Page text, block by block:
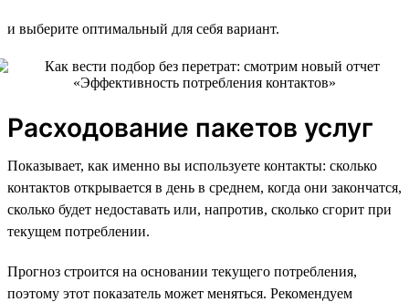
и выберите оптимальный для себя вариант.
Расходование пакетов услуг
Показывает, как именно вы используете контакты: сколько
контактов открывается в день в среднем, когда они закончатся,
сколько будет недоставать или, напротив, сколько сгорит при
текущем потреблении.
Прогноз строится на основании текущего потребления,
поэтому этот показатель может меняться. Рекомендуем